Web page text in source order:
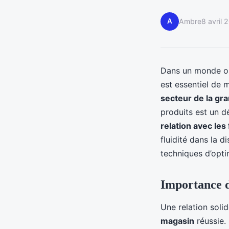
A Ambre8 avril
Dans un monde
est essentiel de
secteur de la
produits est un
relation avec
fluidité dans la
techniques
Importance
Une relation
magasin